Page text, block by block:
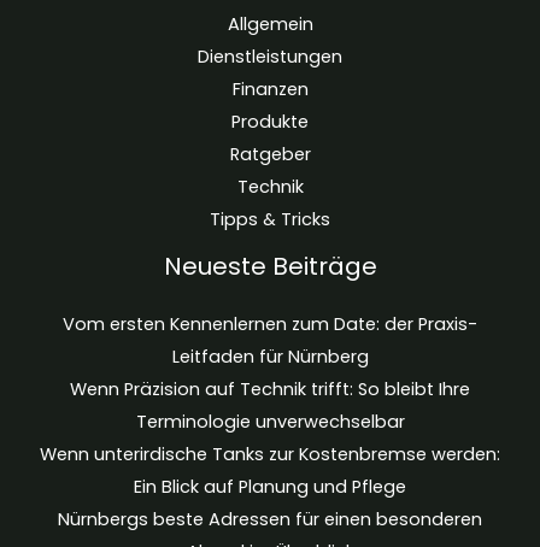
Allgemein
Dienstleistungen
Finanzen
Produkte
Ratgeber
Technik
Tipps & Tricks
Neueste Beiträge
Vom ersten Kennenlernen zum Date: der Praxis-
Leitfaden für Nürnberg
Wenn Präzision auf Technik trifft: So bleibt Ihre
Terminologie unverwechselbar
Wenn unterirdische Tanks zur Kostenbremse werden:
Ein Blick auf Planung und Pflege
Nürnbergs beste Adressen für einen besonderen